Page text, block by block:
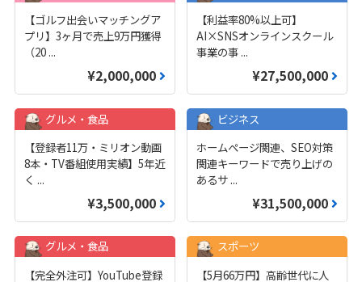
【ゴルフ出会いマッチングア
プリ】3ヶ月で売上9万円獲得
（20 ...
¥2,000,000
【利益率80%以上可】
AI×SNSオンラインスクール
事業の事 ...
¥27,500,000
グルメ・食品
【登録者11万・ミリオン動画
8本・TV番組使用実績】5年近
く ...
¥3,500,000
ビジネス
ホームページ関連、SEO対策
関連キーワードで売り上げの
あるサ ...
¥31,500,000
グルメ・食品
【完全外注可】YouTube登録
スポーツ
【5月66万円】高齢世代に人